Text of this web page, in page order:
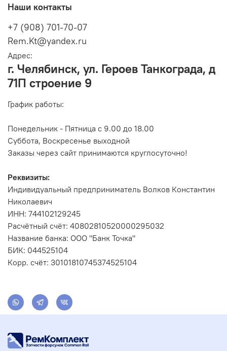
Наши контакты
+7 (908) 701-70-07
Rem.Kt@yandex.ru
Адрес:
г. Челябинск, ул. Героев Танкограда, д
71П строение 9
График работы:
Понедельник - Пятница с 9.00 до 18.00
Суббота, Воскресенье выходной
Заказы через сайт принимаются круглосуточно!
Реквизиты:
Индивидуальный предприниматель Волков Константин
Николаевич
ИНН: 744102129245
Расчётный счёт: 40802810520000295032
Название банка: ООО "Банк Точка"
БИК: 044525104
Корр. счёт: 30101810745374525104